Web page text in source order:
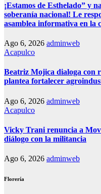
¡Estamos de Esthelado” y
soberanía nacional! Le
asamblea informativa en la
Ago 6, 2026 adminweb
Acapulco
Beatriz Mojica dialoga con
plantea fortalecer
Ago 6, 2026 adminweb
Acapulco
Vicky Trani renuncia a
diálogo con la militancia
Ago 6, 2026 adminweb
Florería